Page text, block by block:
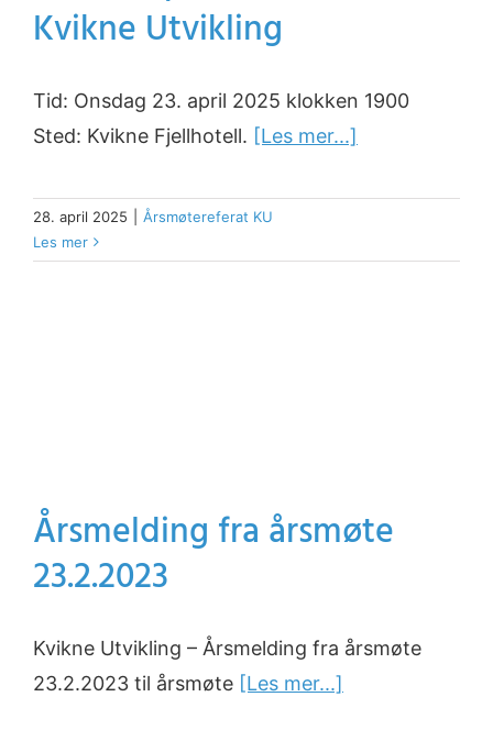
Kvikne Utvikling
Tid: Onsdag 23. april 2025 klokken 1900
Sted: Kvikne Fjellhotell. [Les mer...]
28. april 2025
Årsmøtereferat KU
Les mer
Årsmelding fra årsmøte
23.2.2023
Kvikne Utvikling – Årsmelding fra årsmøte
23.2.2023 til årsmøte [Les mer...]